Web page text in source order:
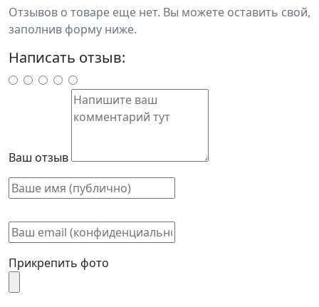
Отзывов о товаре еще нет. Вы можете оставить свой,
заполнив форму ниже.
Написать отзыв:
Ваш отзыв
Прикрепить фото